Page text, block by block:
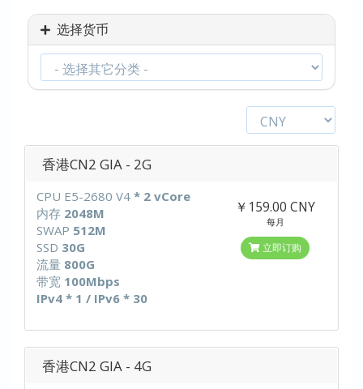
选择货币
香港CN2 GIA - 2G
CPU E5-2680 V4 * 2 vCore
内存 2048M
SWAP 512M
SSD 30G
流量 800G
带宽 100Mbps
IPv4 * 1 / IPv6 * 30
￥159.00 CNY
每月
立即订购
香港CN2 GIA - 4G